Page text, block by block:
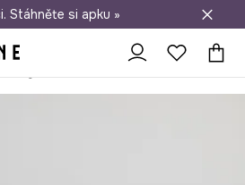
při nákupu nad 1 200 Kč
Stáhněte si apku »